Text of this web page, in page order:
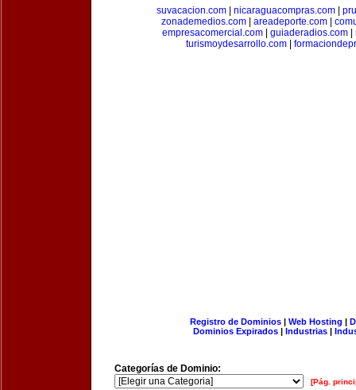
suvacacion.com| nicaraguacompras.com|
zonademedios.com| areadeporte.com|
empresacomercial.com| guiaderadios.com|
turismoydesarrollo.com
Registro de Dominios| Web Hosting |
Dominios Expirados | Industrias |
Categorías de Dominio:
[Pág.